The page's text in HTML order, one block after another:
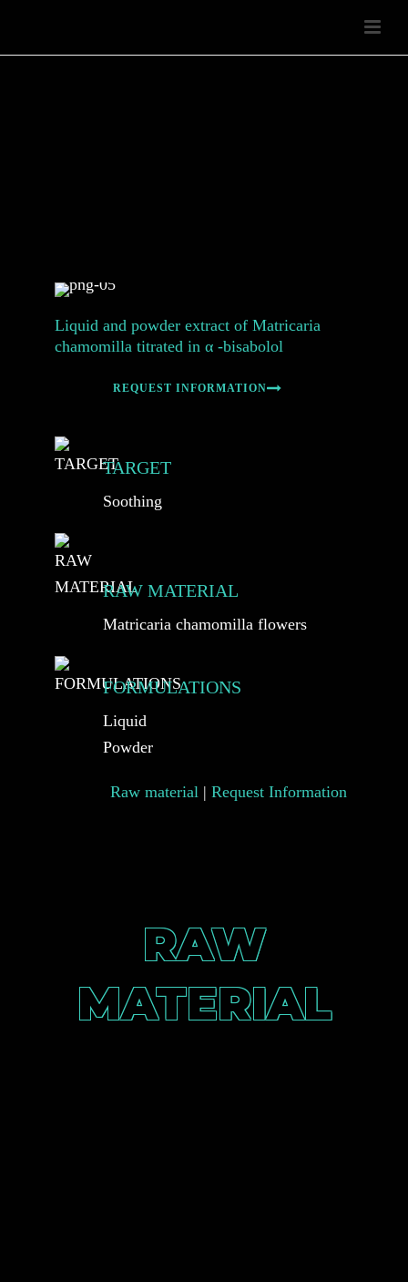
Liquid and powder extract of Matricaria
chamomilla titrated in α -bisabolol
REQUEST INFORMATION
TARGET
Soothing
RAW MATERIAL
Matricaria chamomilla flowers
FORMULATIONS
Liquid
Powder
Raw material | Request Information
RAW
MATERIAL